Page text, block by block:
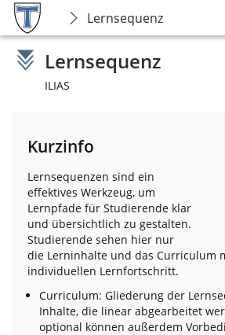
Lernsequenz
Lernsequenz
ILIAS
Kurzinfo
Lernsequenzen sind ein
effektives Werkzeug, um
Lernpfade für Studierende klar
und übersichtlich zu gestalten.
Studierende sehen hier nur
die Lerninhalte und das Curriculum
individuellen Lernfortschritt.
Curriculum: Gliederung der
Inhalte, die linear abgearbeitet
optional können außerdem